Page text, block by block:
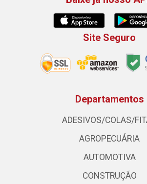
Site Seguro
Departamentos
ADESIVOS/COLAS/
AGROPECUÁRIA
AUTOMOTIVA
CONSTRUÇÃO